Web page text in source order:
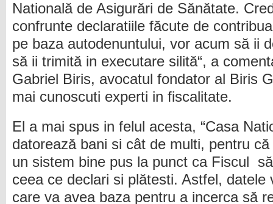
Natională de Asigurări de Sănătate.
confrunte declaratiile făcute de
pe baza autodenuntului, vor acum să ii
să ii trimită in executare silită“, a
Gabriel Biris, avocatul fondator al Biris
mai cunoscuti experti in fiscalitate.
El a mai spus in felul acesta, “Casa
datorează bani si cât de multi, pentru
un sistem bine pus la punct ca Fiscul
ceea ce declari si plătesti. Astfel,
care va avea baza pentru a incerca să